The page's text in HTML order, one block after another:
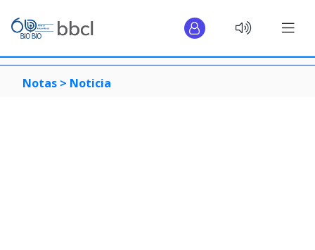
Notas > Noticia